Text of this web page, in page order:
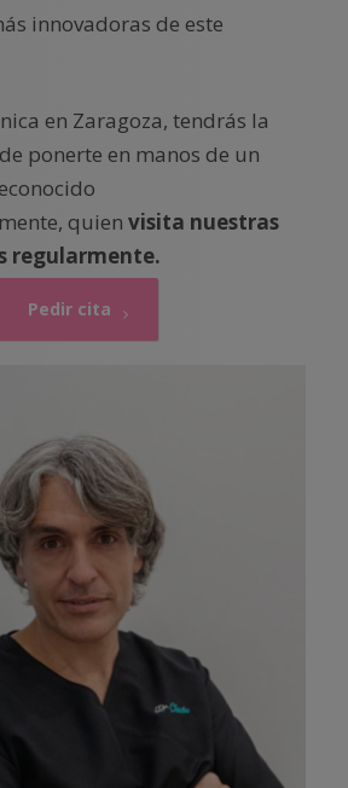
innovadoras de este
en Zaragoza, tendrás la
ponerte en manos de un
quien visita nuestras
regularmente.
Pedir cita